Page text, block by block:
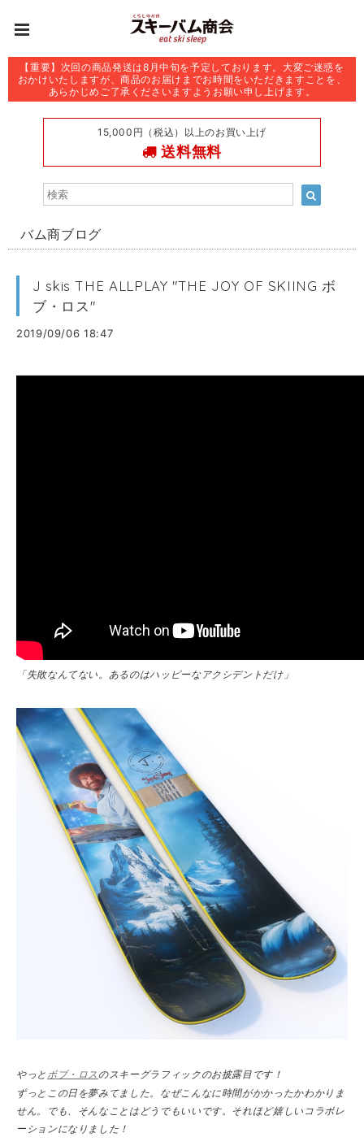
【重要】次回の商品発送は8月中旬を予定しております。大変ご迷惑を
おかけいたしますが、商品のお届けまでお時間をいただきますことを、
あらかじめご了承くださいますようお願い申し上げます。
15,000円（税込）以上のお買い上げ
送料無料
バム商ブログ
J skis THE ALLPLAY "THE JOY OF SKIING ボ
ブ・ロス"
2019/09/06 18:47
「失敗なんてない。あるのはハッピーなアクシデントだけ」
やっとボブ・ロス のスキーグラフィックのお披露目です！
ずっとこの日を夢みてました。なぜこんなに時間がかかったかわかりま
せん。でも、そんなことはどうでもいいです。それほど嬉しいコラボレ
ーションになりました！